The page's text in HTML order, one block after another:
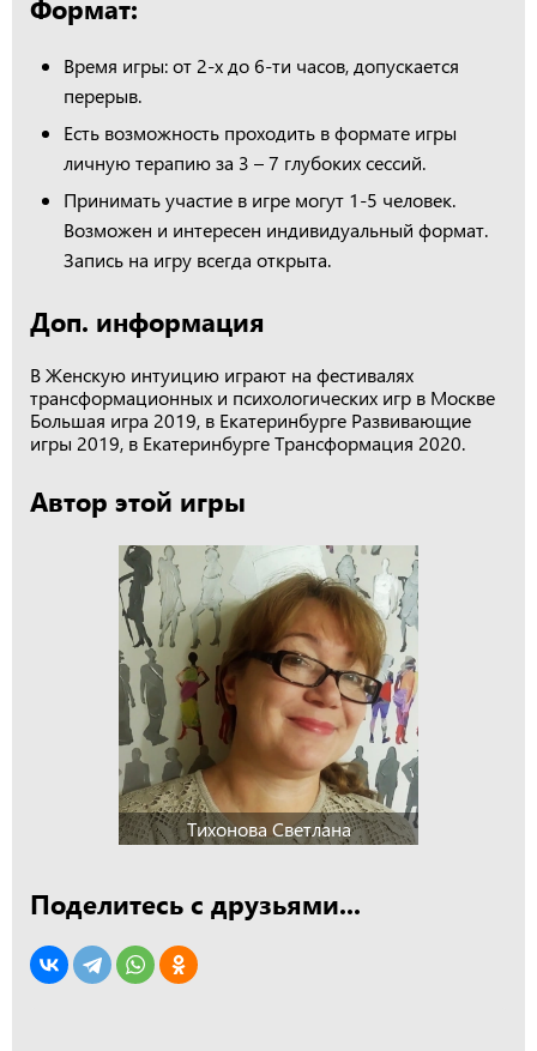
Формат:
Время игры: от 2-х до 6-ти часов, допускается
перерыв.
Есть возможность проходить в формате игры
личную терапию за 3 – 7 глубоких сессий.
Принимать участие в игре могут 1-5 человек.
Возможен и интересен индивидуальный формат.
Запись на игру всегда открыта.
Доп. информация
В Женскую интуицию играют на фестивалях
трансформационных и психологических игр в Москве
Большая игра 2019, в Екатеринбурге Развивающие
игры 2019, в Екатеринбурге Трансформация 2020.
Автор этой игры
Тихонова Светлана
Поделитесь с друзьями...